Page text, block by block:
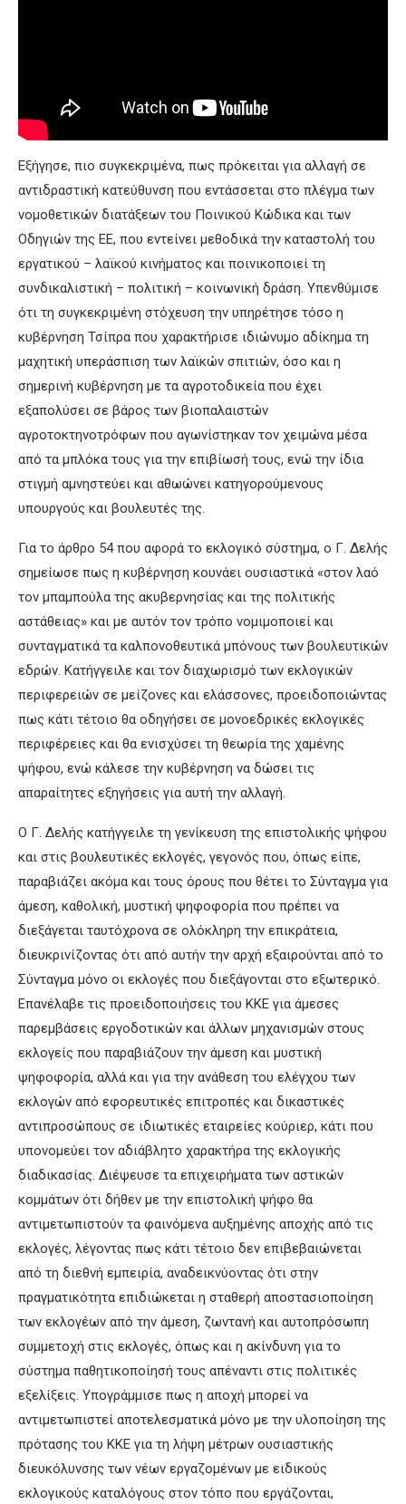
Εξήγησε, πιο συγκεκριμένα, πως πρόκειται για αλλαγή σε
αντιδραστική κατεύθυνση που εντάσσεται στο πλέγμα των
νομοθετικών διατάξεων του Ποινικού Κώδικα και των
Οδηγιών της ΕΕ, που εντείνει μεθοδικά την καταστολή του
εργατικού – λαϊκού κινήματος και ποινικοποιεί τη
συνδικαλιστική – πολιτική – κοινωνική δράση. Υπενθύμισε
ότι τη συγκεκριμένη στόχευση την υπηρέτησε τόσο η
κυβέρνηση Τσίπρα που χαρακτήρισε ιδιώνυμο αδίκημα τη
μαχητική υπεράσπιση των λαϊκών σπιτιών, όσο και η
σημερινή κυβέρνηση με τα αγροτοδικεία που έχει
εξαπολύσει σε βάρος των βιοπαλαιστών
αγροτοκτηνοτρόφων που αγωνίστηκαν τον χειμώνα μέσα
από τα μπλόκα τους για την επιβίωσή τους, ενώ την ίδια
στιγμή αμνηστεύει και αθωώνει κατηγορούμενους
υπουργούς και βουλευτές της.
Για το άρθρο 54 που αφορά το εκλογικό σύστημα, ο Γ. Δελής
σημείωσε πως η κυβέρνηση κουνάει ουσιαστικά «στον λαό
τον μπαμπούλα της ακυβερνησίας και της πολιτικής
αστάθειας» και με αυτόν τον τρόπο νομιμοποιεί και
συνταγματικά τα καλπονοθευτικά μπόνους των βουλευτικών
εδρών. Κατήγγειλε και τον διαχωρισμό των εκλογικών
περιφερειών σε μείζονες και ελάσσονες, προειδοποιώντας
πως κάτι τέτοιο θα οδηγήσει σε μονοεδρικές εκλογικές
περιφέρειες και θα ενισχύσει τη θεωρία της χαμένης
ψήφου, ενώ κάλεσε την κυβέρνηση να δώσει τις
απαραίτητες εξηγήσεις για αυτή την αλλαγή.
Ο Γ. Δελής κατήγγειλε τη γενίκευση της επιστολικής ψήφου
και στις βουλευτικές εκλογές, γεγονός που, όπως είπε,
παραβιάζει ακόμα και τους όρους που θέτει το Σύνταγμα για
άμεση, καθολική, μυστική ψηφοφορία που πρέπει να
διεξάγεται ταυτόχρονα σε ολόκληρη την επικράτεια,
διευκρινίζοντας ότι από αυτήν την αρχή εξαιρούνται από το
Σύνταγμα μόνο οι εκλογές που διεξάγονται στο εξωτερικό.
Επανέλαβε τις προειδοποιήσεις του ΚΚΕ για άμεσες
παρεμβάσεις εργοδοτικών και άλλων μηχανισμών στους
εκλογείς που παραβιάζουν την άμεση και μυστική
ψηφοφορία, αλλά και για την ανάθεση του ελέγχου των
εκλογών από εφορευτικές επιτροπές και δικαστικές
αντιπροσώπους σε ιδιωτικές εταιρείες κούριερ, κάτι που
υπονομεύει τον αδιάβλητο χαρακτήρα της εκλογικής
διαδικασίας. Διέψευσε τα επιχειρήματα των αστικών
κομμάτων ότι δήθεν με την επιστολική ψήφο θα
αντιμετωπιστούν τα φαινόμενα αυξημένης αποχής από τις
εκλογές, λέγοντας πως κάτι τέτοιο δεν επιβεβαιώνεται
από τη διεθνή εμπειρία, αναδεικνύοντας ότι στην
πραγματικότητα επιδιώκεται η σταθερή αποστασιοποίηση
των εκλογέων από την άμεση, ζωντανή και αυτοπρόσωπη
συμμετοχή στις εκλογές, όπως και η ακίνδυνη για το
σύστημα παθητικοποίησή τους απέναντι στις πολιτικές
εξελίξεις. Υπογράμμισε πως η αποχή μπορεί να
αντιμετωπιστεί αποτελεσματικά μόνο με την υλοποίηση της
πρότασης του ΚΚΕ για τη λήψη μέτρων ουσιαστικής
διευκόλυνσης των νέων εργαζομένων με ειδικούς
εκλογικούς καταλόγους στον τόπο που εργάζονται,